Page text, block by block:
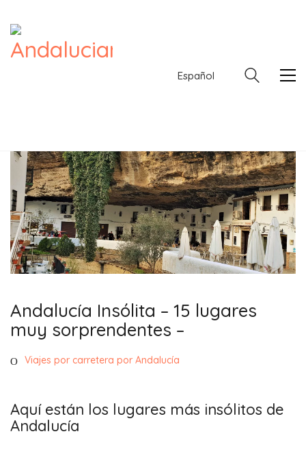
Español
Español
Andalucía Insólita – 15 lugares
muy sorprendentes –
Viajes por carretera por Andalucía
Aquí están los lugares más insólitos de
Andalucía